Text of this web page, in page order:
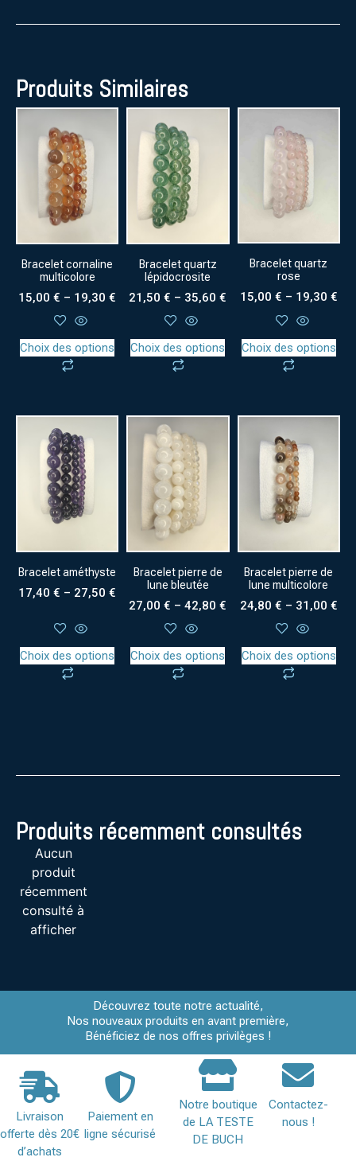
Produits Similaires
Bracelet cornaline
multicolore
15,00€ – 19,30€
Choix des options
Bracelet quartz
lépidocrosite
21,50€ – 35,60€
Choix des options
Bracelet quartz
rose
15,00 € – 19,30 €
Choix des options
Bracelet améthyste
17,40€ – 27,50€
Choix des options
Bracelet pierre de
lune bleutée
27,00€ –42,80€
Choix des options
Bracelet pierre de
lune multicolore
24,80 € – 31,00 €
Choix des options
Produits récemment consultés
Aucun
produit
récemment
consulté à
afficher
Découvrez toute notre actualité,
Nos nouveaux produits en avant première,
Bénéficiez de nos offres privilèges !
Livraison
offerte dès 20€
d’achats
Paiement en
ligne sécurisé
Notre boutique
de LA TESTE
DE BUCH
Contactez-
nous !